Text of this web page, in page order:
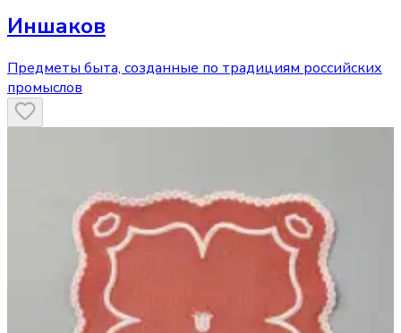
Иншаков
Предметы быта, созданные по традициям российских
промыслов